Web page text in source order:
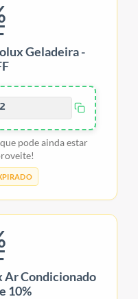
Geladeira -
pode ainda estar
Ar Condicionado
10%